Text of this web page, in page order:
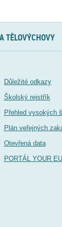
TĚLOVÝCHOVY
Důležité odkazy
Školský rejstřík
Přehled vysokých
Plán veřejných
Otevřená data
PORTÁL YOUR